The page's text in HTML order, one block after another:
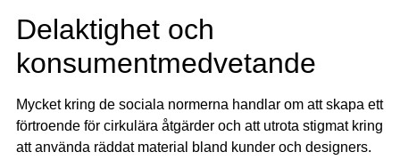
Delaktighet och
konsumentmedvetande
Mycket kring de sociala normerna handlar om att skapa ett
förtroende för cirkulära åtgärder och att utrota stigmat kring
att använda räddat material bland kunder och designers.